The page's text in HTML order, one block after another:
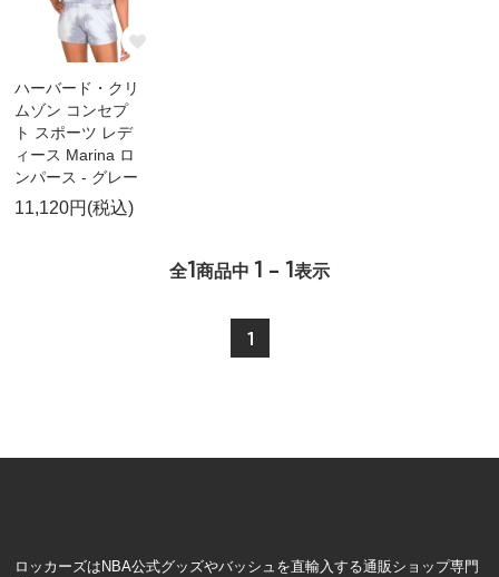
ハーバード・クリ
ムゾン コンセプ
ト スポーツ レデ
ィース Marina ロ
ンパース - グレー
11,120円(税込)
全1商品中 1 - 1表示
1
ロッカーズはNBA公式グッズやバッシュを直輸入する通販ショップ専門